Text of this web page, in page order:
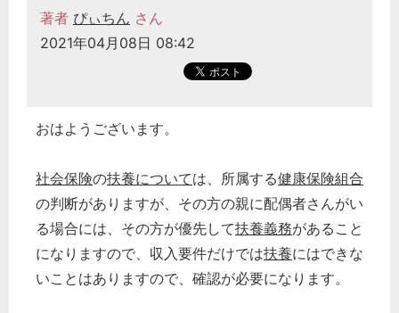
著者 ぴぃちん さん
2021年04月08日 08:42
おはようございます。
社会保険の扶養については、所属する健康保険組合
の判断がありますが、その方の親に配偶者さんがい
る場合には、その方が優先して扶養義務があること
になりますので、収入要件だけでは扶養にはできな
いことはありますので、確認が必要になります。